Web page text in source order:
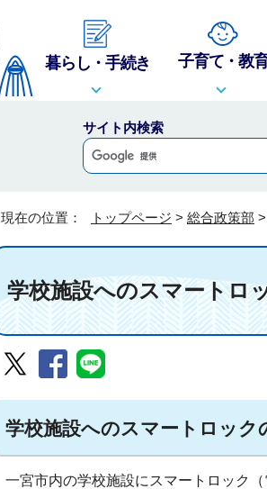
暮らし・手続き 子育て・教
サイト内検索
現在の位置： トップページ > 総合政策部 >
学校施設へのスマートロ
学校施設へのスマートロック
一宮市内の学校施設にスマートロック